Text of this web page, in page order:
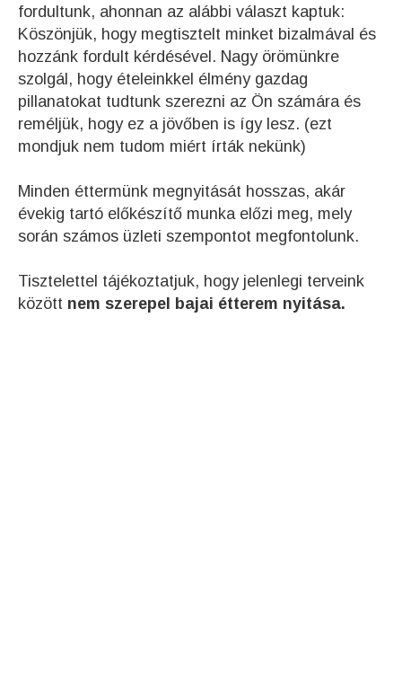
fordultunk, ahonnan az alábbi választ kaptuk:
Köszönjük, hogy megtisztelt minket bizalmával és
hozzánk fordult kérdésével. Nagy örömünkre
szolgál, hogy ételeinkkel élmény gazdag
pillanatokat tudtunk szerezni az Ön számára és
reméljük, hogy ez a jövőben is így lesz. (ezt
mondjuk nem tudom miért írták nekünk)
Minden éttermünk megnyitását hosszas, akár
évekig tartó előkészítő munka előzi meg, mely
során számos üzleti szempontot megfontolunk.
Tisztelettel tájékoztatjuk, hogy jelenlegi terveink
között nem szerepel bajai étterem nyitása.